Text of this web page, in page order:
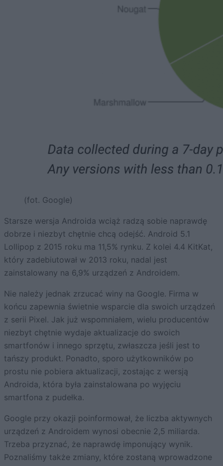
(fot. Google)
Starsze wersja Androida wciąż radzą sobie naprawdę
dobrze i niezbyt chętnie chcą odejść. Android 5.1
Lollipop z 2015 roku ma 11,5% rynku. Z kolei 4.4 KitKat,
który zadebiutował w 2013 roku, nadal jest
zainstalowany na 6,9% urządzeń z Androidem.
Nie należy jednak zrzucać winy na Google. Firma w
końcu zapewnia świetnie wsparcie dla swoich urządzeń
z serii Pixel. Jak już wspomniałem, wielu producentów
niezbyt chętnie wydaje aktualizacje do swoich
smartfonów i innego sprzętu, zwłaszcza jeśli jest to
tańszy produkt. Ponadto, sporo użytkowników po
prostu nie pobiera aktualizacji, zostając z wersją
Androida, która była zainstalowana po wyjęciu
smartfona z pudełka.
Google przy okazji poinformował, że liczba aktywnych
urządzeń z Androidem wynosi obecnie 2,5 miliarda.
Trzeba przyznać, że naprawdę imponujący wynik.
Poznaliśmy także zmiany, które zostaną wprowadzone